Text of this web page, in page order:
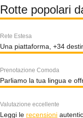
Rotte popolari
Rete Estesa
Una piattaforma, +34
Prenotazione Comoda
Parliamo la tua lingua e
Valutazione eccellente
Leggi le recensioni